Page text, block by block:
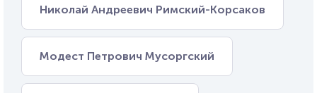
Николай Андреевич Римский-Корсаков
Модест Петрович Мусоргский